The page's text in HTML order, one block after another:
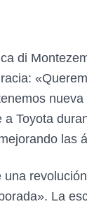
di
Toyota
las
La